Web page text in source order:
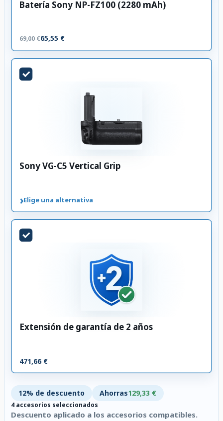
Batería Sony NP-FZ100 (2280 mAh)
69,00 €65,55 €
Sony VG-C5 Vertical Grip
›Elige una alternativa
Extensión de garantía de 2 años
471,66 €
12% de descuento Ahorras129,33 €
4 accesorios seleccionados
Descuento aplicado a los accesorios compatibles.